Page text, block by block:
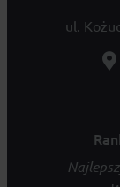
ul.